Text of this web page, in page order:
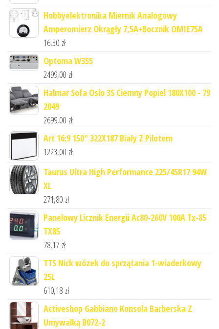
Hobbyelektronika Miernik Analogowy
Amperomierz Okrągły 7,5A+Bocznik OMIE75A
16,50 zł
Optoma W355
2499,00 zł
Halmar Sofa Oslo 3S Ciemny Popiel 180X100 - 79
2049
2699,00 zł
Art 16:9 150'' 322X187 Biały Z Pilotem
1223,00 zł
Taurus Ultra High Performance 225/45R17 94W
XL
271,80 zł
Panelowy Licznik Energii Ac80-260V 100A Tx-85
TX85
78,17 zł
TTS Nick wózek do sprzątania 1-wiaderkowy
25L
610,18 zł
Activeshop Gabbiano Konsola Barberska Z
Umywalką B072-2